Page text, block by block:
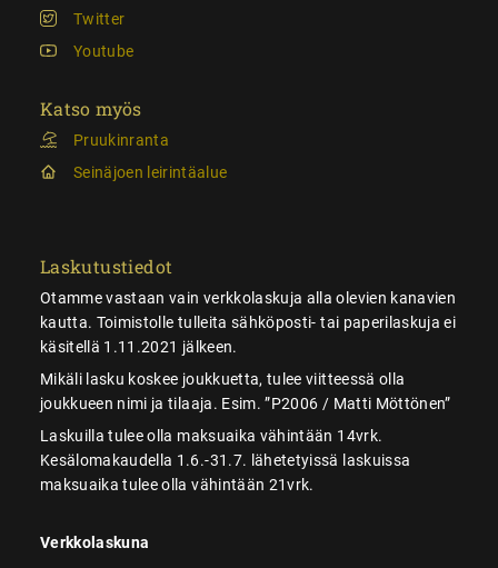
Twitter
Youtube
Katso myös
Pruukinranta
Seinäjoen leirintäalue
Laskutustiedot
Otamme vastaan vain verkkolaskuja alla olevien kanavien
kautta. Toimistolle tulleita sähköposti- tai paperilaskuja ei
käsitellä 1.11.2021 jälkeen.
Mikäli lasku koskee joukkuetta, tulee viitteessä olla
joukkueen nimi ja tilaaja. Esim. ”P2006 / Matti Möttönen”
Laskuilla tulee olla maksuaika vähintään 14vrk.
Kesälomakaudella 1.6.-31.7. lähetetyissä laskuissa
maksuaika tulee olla vähintään 21vrk.
Verkkolaskuna